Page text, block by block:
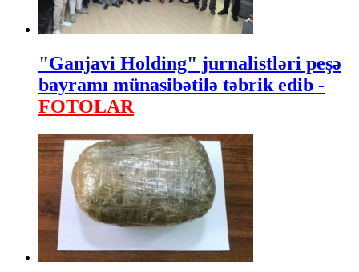
"Ganjavi Holding" jurnalistləri peşə
bayramı münasibətilə təbrik edib -
FOTOLAR